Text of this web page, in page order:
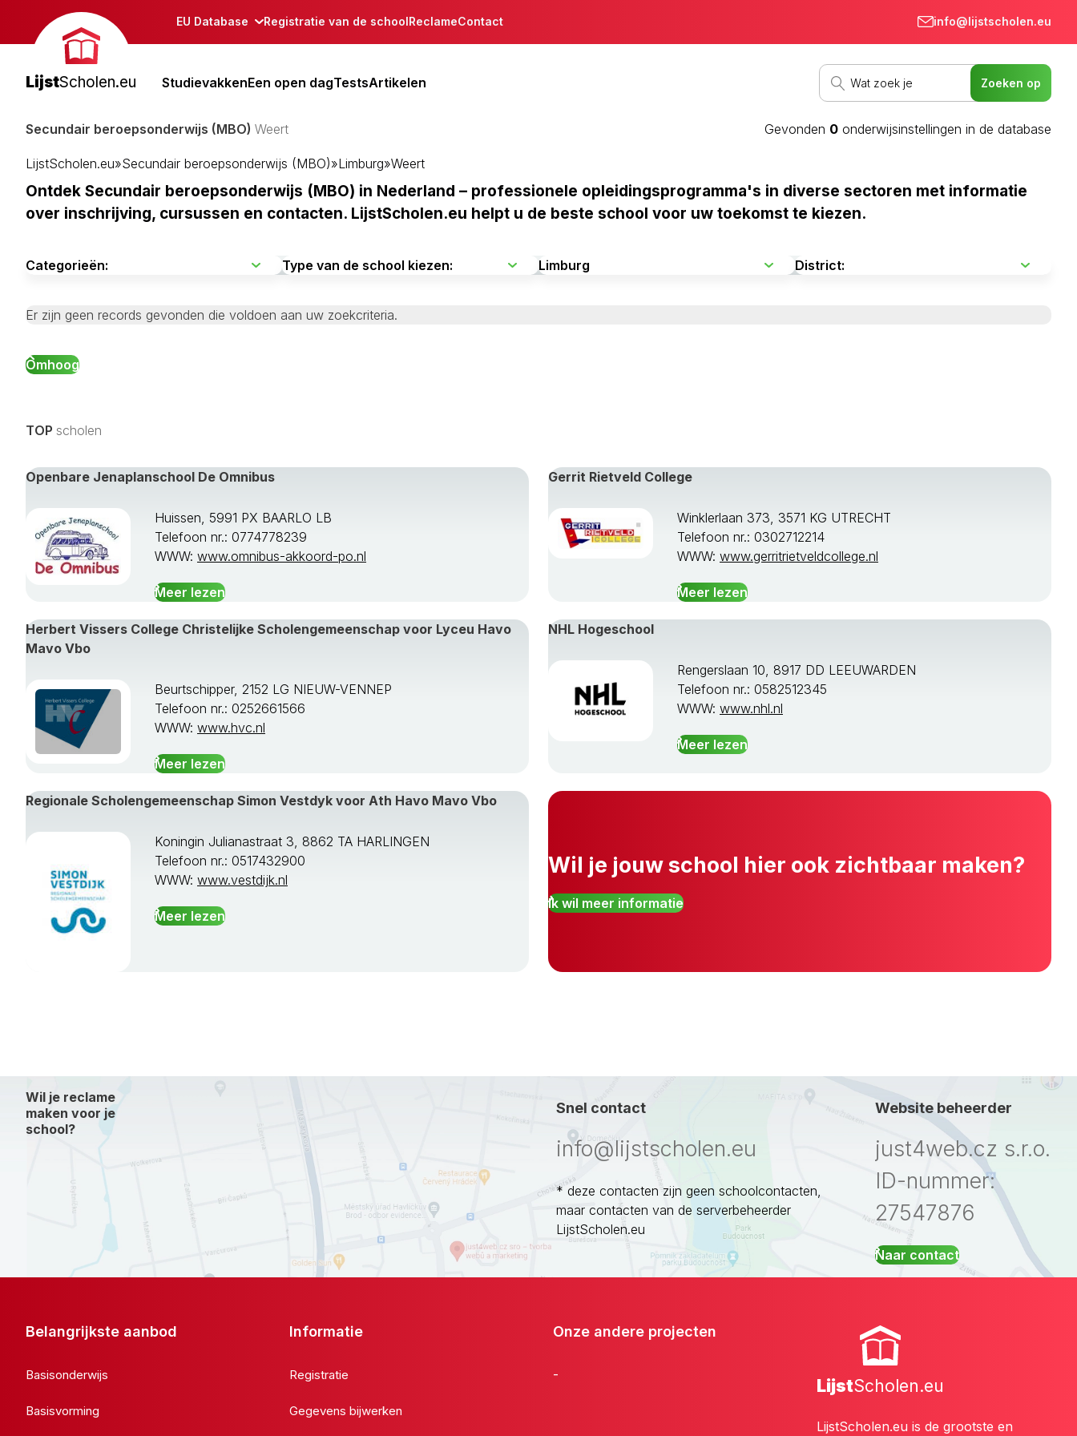
EU Database Registratie van de schoolReclameContact info@lijstscholen.eu
LijstScholen.eu StudievakkenEen open dagTestsArtikelen
Secundair beroepsonderwijs (MBO) Weert Gevonden 0 onderwijsinstellingen in de database
LijstScholen.eu»Secundair beroepsonderwijs (MBO)»Limburg»Weert
Ontdek Secundair beroepsonderwijs (MBO) in Nederland – professionele opleidingsprogramma's in diverse sectoren met informatie
over inschrijving, cursussen en contacten. LijstScholen.eu helpt u de beste school voor uw toekomst te kiezen.
Er zijn geen records gevonden die voldoen aan uw zoekcriteria.
Omhoog
TOP scholen
Openbare Jenaplanschool De Omnibus
Huissen, 5991 PX BAARLO LB
Telefoon nr.: 0774778239
WWW: www.omnibus-akkoord-po.nl
Meer lezen
Gerrit Rietveld College
Winklerlaan 373, 3571 KG UTRECHT
Telefoon nr.: 0302712214
WWW: www.gerritrietveldcollege.nl
Meer lezen
Herbert Vissers College Christelijke Scholengemeenschap voor Lyceu Havo
Mavo Vbo
Beurtschipper, 2152 LG NIEUW-VENNEP
Telefoon nr.: 0252661566
WWW: www.hvc.nl
Meer lezen
NHL Hogeschool
Rengerslaan 10, 8917 DD LEEUWARDEN
Telefoon nr.: 0582512345
WWW: www.nhl.nl
Meer lezen
Regionale Scholengemeenschap Simon Vestdyk voor Ath Havo Mavo Vbo
Koningin Julianastraat 3, 8862 TA HARLINGEN
Telefoon nr.: 0517432900
WWW: www.vestdijk.nl
Meer lezen
Wil je jouw school hier ook zichtbaar maken?
Ik wil meer informatie
Wil je reclame
maken voor je
school?
Snel contact
info@lijstscholen.eu
* deze contacten zijn geen schoolcontacten,
maar contacten van de serverbeheerder
LijstScholen.eu
Website beheerder
just4web.cz s.r.o.
ID-nummer:
27547876
Naar contact
Belangrijkste aanbod
Basisonderwijs
Basisvorming
Informatie
Registratie
Gegevens bijwerken
Onze andere projecten
-
LijstScholen.eu
LijstScholen.eu is de grootste en